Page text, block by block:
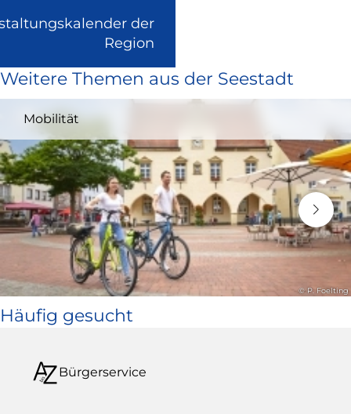
der
Region
extern
und
in
neuem
Fenster)
Weitere Themen aus der Seestadt
Mobilität
© P. Foelting
Häufig gesucht
Bürgerservice